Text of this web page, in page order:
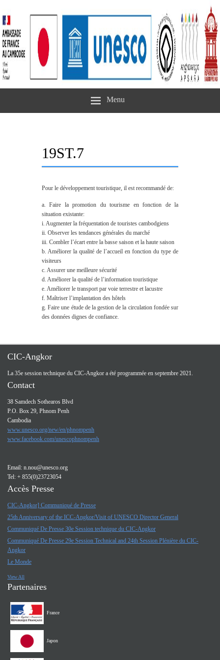
Menu
19ST.7
Pour le développement touristique, il est recommandé de:
a. Faire la promotion du tourisme en fonction de la
situation existante:
i. Augmenter la fréquentation de touristes cambodgiens
ii. Observer les tendances générales du marché
iii. Combler l’écart entre la basse saison et la haute saison
b. Améliorer la qualité de l’accueil en fonction du type de
visiteurs
c. Assurer une meilleure sécurité
d. Améliorer la qualité de l’information touristique
e. Améliorer le transport par voie terrestre et lacustre
f. Maîtriser l’implantation des hôtels
g. Faire une étude de la gestion de la circulation fondée sur
des données dignes de confiance.
CIC-Angkor
La 35e session technique du CIC-Angkor a été programmée en septembre 2021.
Contact
38 Samdech Sothearos Blvd
P.O. Box 29, Phnom Penh
Cambodia
www.unesco.org/new/en/phnompenh
www.facebook.com/unescophnompenh
Email: n.nou@unesco.org
Tel: + 855(0)23723054
Accès Presse
CIC-Angkor] Communiqué de Presse
25th Anniversary of the ICC-Angkor/Visit of UNESCO Director General
Communiqué De Presse 30e Session technique du CIC-Angkor
Communiqué De Presse 29e Session Technical and 24th Session Plénière du CIC-
Angkor
Le Monde
View All
Partenaires
France
Japon